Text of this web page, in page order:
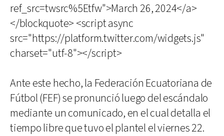
ref_src=twsrc%5Etfw">March 26, 2024</a>
</blockquote> <script async
src="https://platform.twitter.com/widgets.js"
charset="utf-8"></script>
Ante este hecho, la Federación Ecuatoriana de
Fútbol (FEF) se pronunció luego del escándalo
mediante un comunicado, en el cual detalla el
tiempo libre que tuvo el plantel el viernes 22.